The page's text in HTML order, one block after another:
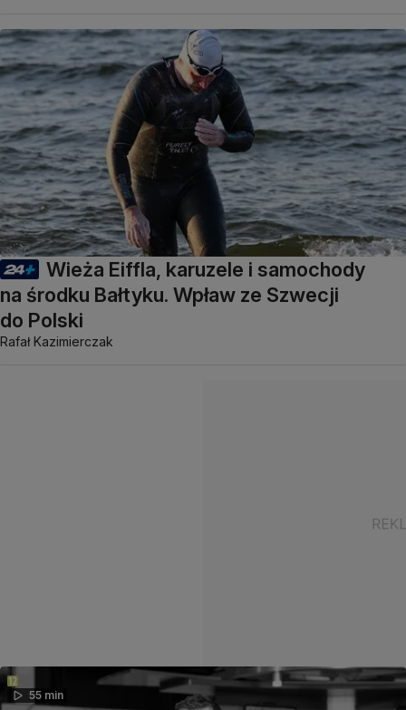
Wieża Eiffla, karuzele i samochody
na środku Bałtyku. Wpław ze Szwecji
do Polski
Rafał Kazimierczak
55 min